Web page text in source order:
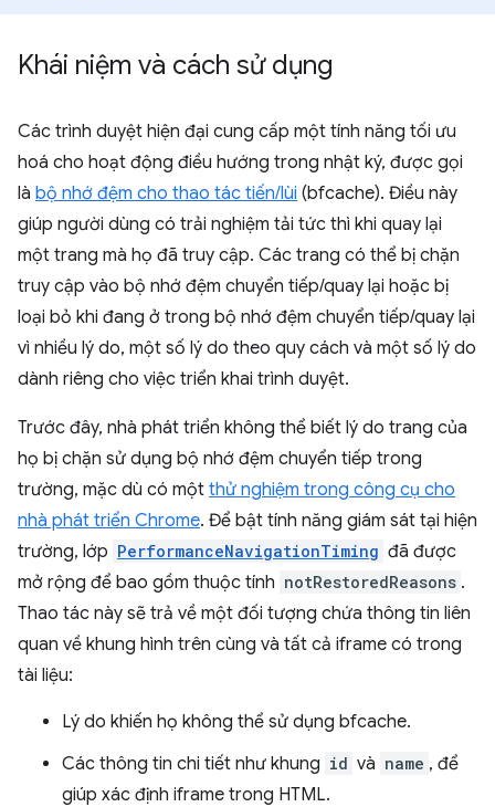
Khái niệm và cách sử dụng
Các trình duyệt hiện đại cung cấp một tính năng tối ưu
hoá cho hoạt động điều hướng trong nhật ký, được gọi
là bộ nhớ đệm cho thao tác tiến/lùi (bfcache). Điều này
giúp người dùng có trải nghiệm tải tức thì khi quay lại
một trang mà họ đã truy cập. Các trang có thể bị chặn
truy cập vào bộ nhớ đệm chuyển tiếp/quay lại hoặc bị
loại bỏ khi đang ở trong bộ nhớ đệm chuyển tiếp/quay lại
vì nhiều lý do, một số lý do theo quy cách và một số lý do
dành riêng cho việc triển khai trình duyệt.
Trước đây, nhà phát triển không thể biết lý do trang của
họ bị chặn sử dụng bộ nhớ đệm chuyển tiếp trong
trường, mặc dù có một thử nghiệm trong công cụ cho
nhà phát triển Chrome. Để bật tính năng giám sát tại hiện
trường, lớp PerformanceNavigationTiming đã được
mở rộng để bao gồm thuộc tính notRestoredReasons .
Thao tác này sẽ trả về một đối tượng chứa thông tin liên
quan về khung hình trên cùng và tất cả iframe có trong
tài liệu:
Lý do khiến họ không thể sử dụng bfcache.
Các thông tin chi tiết như khung id và name , để
giúp xác định iframe trong HTML.